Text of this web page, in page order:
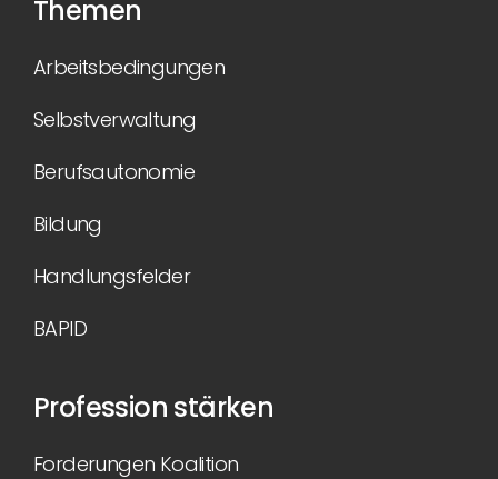
Themen
Arbeitsbedingungen
Selbstverwaltung
Berufsautonomie
Bildung
Handlungsfelder
BAPID
Profession stärken
Forderungen Koalition